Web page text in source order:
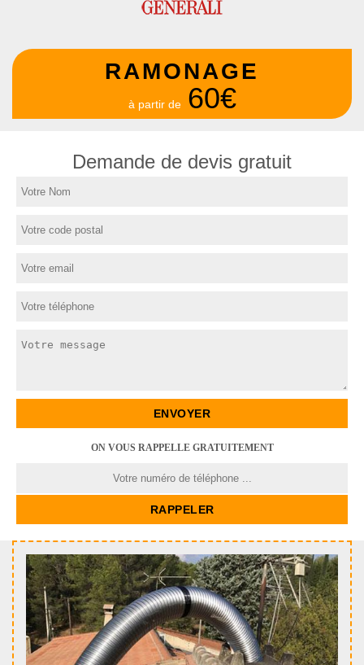
RAMONAGE
à partir de 60€
Demande de devis gratuit
ON VOUS RAPPELLE GRATUITEMENT